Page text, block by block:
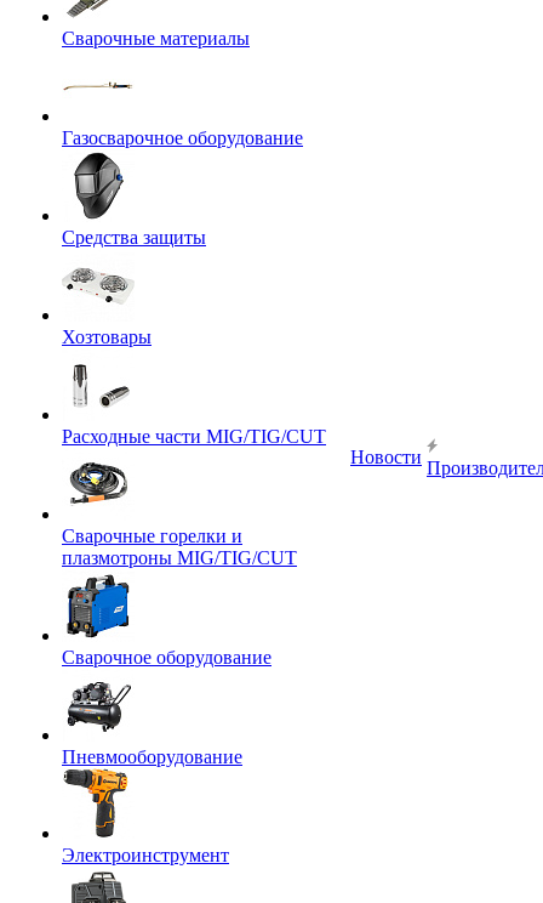
Сварочные материалы
Газосварочное оборудование
Средства защиты
Хозтовары
Расходные части MIG/TIG/CUT
Сварочные горелки и
плазмотроны MIG/TIG/CUT
Сварочное оборудование
Пневмооборудование
Электроинструмент
Новости